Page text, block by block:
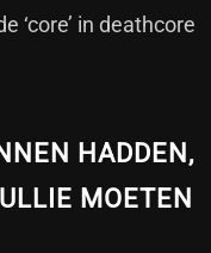
‘core’ in deathcore
HADDEN,
MOETEN